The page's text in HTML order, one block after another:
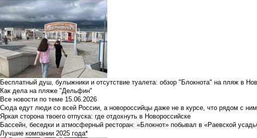
Бесплатный душ, булыжники и отсутствие туалета: обзор "Блокнота" на пляж в
Как дела на пляже "Дельфин"
Все новости по теме 15.06.2026
Сюда едут люди со всей России, а новороссийцы даже не в курсе, что рядом с
Яркая сторона твоего отпуска: где отдохнуть в Новороссийске
Бассейн, беседки и атмосферный ресторан: «Блокнот» побывал в «Раевской
Лучшие компании 2025 года*